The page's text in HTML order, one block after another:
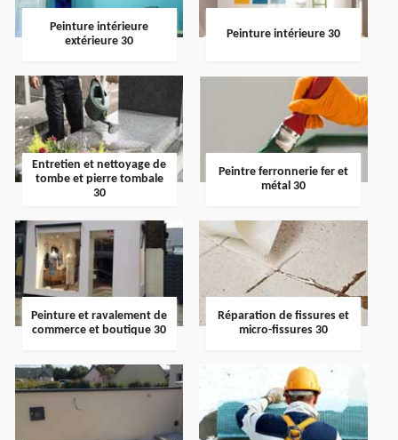
Peinture intérieure
extérieure 30
Peinture intérieure 30
Entretien et nettoyage de
tombe et pierre tombale
30
Peintre ferronnerie fer et
métal 30
Peinture et ravalement de
commerce et boutique 30
Réparation de fissures et
micro-fissures 30